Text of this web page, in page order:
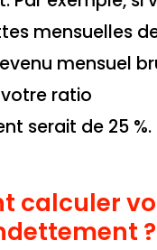
mensuelles
mensuel
ratio
serait de 25 %.
calculer
?